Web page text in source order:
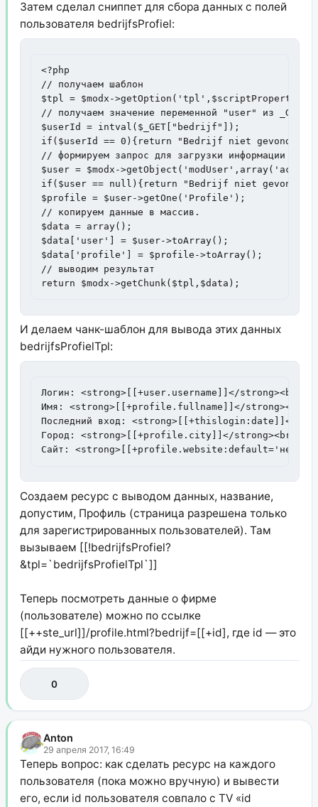
Затем сделал сниппет для сбора данных с полей
пользователя bedrijfsProfiel:
<?php
// получаем шаблон
$tpl = $modx-
// получаем значение переменной "user" из _GET
$userId = intval($_GET["bedrijf"]);
if($userId == 0){return "Bedrijf niet
// формируем запрос для загрузки информации из
$user = $modx-
if($user == null){return "Bedrijf niet
$profile = $user->getOne('Profile');
// копируем данные в массив.
$data = array();
$data['user'] = $user->toArray();
$data['profile'] = $profile->toArray();
// выводим результат
return $modx->getChunk($tpl,$data);
И делаем чанк-шаблон для вывода этих данных
bedrijfsProfielTpl:
Логин: <strong>[[+user.username]]</strong><br />
Имя: <strong>[[+profile.fullname]]</strong><br /
Последний вход: <strong>[[+thislogin:date]]</
Город: <strong>[[+profile.city]]</strong><br />
Сайт: <strong>[[+profile.website:default='не
Создаем ресурс с выводом данных, название,
допустим, Профиль (страница разрешена только
для зарегистрированных пользователей). Там
вызываем [[!bedrijfsProfiel?
&tpl=`bedrijfsProfielTpl`]]
Теперь посмотреть данные о фирме
(пользователе) можно по ссылке
[[++ste_url]]/profile.html?bedrijf=[[+id], где id — это
айди нужного пользователя.
0
Anton
29 апреля 2017, 16:49
Теперь вопрос: как сделать ресурс на каждого
пользователя (пока можно вручную) и вывести
его, если id пользователя совпало с TV «id